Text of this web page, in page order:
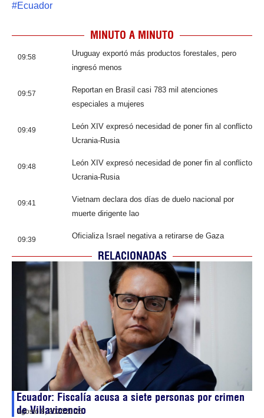
#Ecuador
MINUTO A MINUTO
09:58
Uruguay exportó más productos forestales, pero
ingresó menos
09:57
Reportan en Brasil casi 783 mil atenciones
especiales a mujeres
09:49
León XIV expresó necesidad de poner fin al conflicto
Ucrania-Rusia
09:48
León XIV expresó necesidad de poner fin al conflicto
Ucrania-Rusia
09:41
Vietnam declara dos días de duelo nacional por
muerte dirigente lao
09:39 Oficializa Israel negativa a retirarse de Gaza
RELACIONADAS
Ecuador: Fiscalía acusa a siete personas por crimen
de Villavicencio
agosto 8, 202620:25